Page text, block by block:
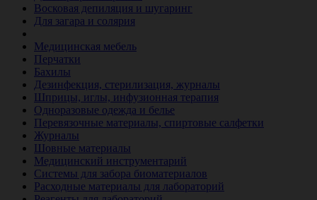
Восковая депиляция и шугаринг
Для загара и солярия
Медицинская мебель
Перчатки
Бахилы
Дезинфекция, стерилизация, журналы
Шприцы, иглы, инфузионная терапия
Одноразовые одежда и белье
Перевязочные материалы, спиртовые салфетки
Журналы
Шовные материалы
Медицинский инструментарий
Системы для забора биоматериалов
Расходные материалы для лабораторий